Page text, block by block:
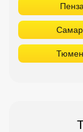
Пенза